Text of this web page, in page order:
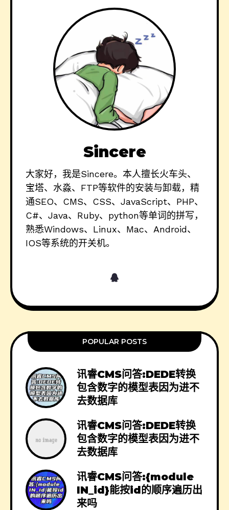
Sincere
大家好，我是Sincere。本人擅长火车头、
宝塔、水淼、FTP等软件的安装与卸载，精
通SEO、CMS、CSS、JavaScript、PHP、
C#、Java、Ruby、python等单词的拼写，
熟悉Windows、Linux、Mac、Android、
IOS等系统的开关机。
POPULAR POSTS
讯睿CMS问答:DEDE转换
包含数字的模型表因为进不
去数据库
讯睿CMS问答:DEDE转换
包含数字的模型表因为进不
去数据库
讯睿CMS问答:{module
IN_id}能按id的顺序遍历出
来吗